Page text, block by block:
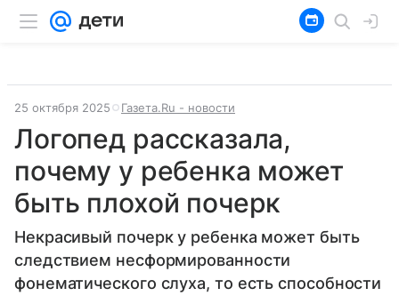
25 октября 2025 Газета.Ru - новости
Логопед рассказала,
почему у ребенка может
быть плохой почерк
Некрасивый почерк у ребенка может быть
следствием несформированности
фонематического слуха, то есть способности